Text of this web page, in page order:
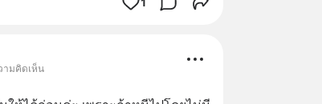
ามคิดเห็น